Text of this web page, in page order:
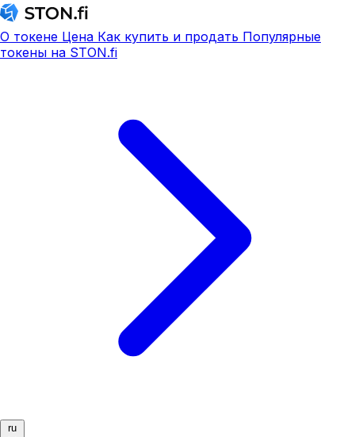
О токене Цена Как купить и продать Популярные
токены на STON.fi
ru